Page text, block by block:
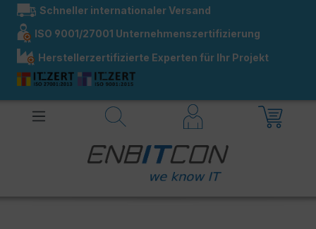
springen
Schneller internationaler Versand
ISO 9001/27001 Unternehmenszertifizierung
Herstellerzertifizierte Experten für Ihr Projekt